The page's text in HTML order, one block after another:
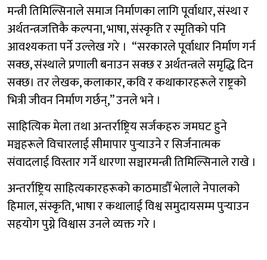
मन्त्री तिमिल्सिनाले समाज निर्माणका लागि पूर्वाधार, संस्था र
अर्थतन्त्रजत्तिकै कल्पना, भाषा, संस्कृति र स्मृतिको पनि
आवश्यकता पर्ने उल्लेख गरे । “सरकारले पूर्वाधार निर्माण गर्न
सक्छ, संस्थाले प्रणाली बनाउन सक्छ र अर्थतन्त्रले समृद्धि दिन
सक्छ। तर लेखक, कलाकार, कवि र कथाकारहरूले राष्ट्रको
भित्री जीवन निर्माण गर्छन्,” उनले भने ।
साहित्यिक मेला तथा अन्तर्राष्ट्रिय सर्जकहरु जमघट हुने
मञ्चहरूले विचारलाई सीमापार पुर्‍याउने र सिर्जनात्मक
संवादलाई विस्तार गर्ने धारणा सञ्चारमन्त्री तिमिल्सिनाले राखे ।
अन्तर्राष्ट्रिय साहित्यकारहरूको काठमाडौँ भेलाले नेपालको
हिमाल, संस्कृति, भाषा र कथालाई विश्व समुदायसम्म पुर्‍याउन
सहयोग पुग्ने विश्वास उनले व्यक्त गरे ।